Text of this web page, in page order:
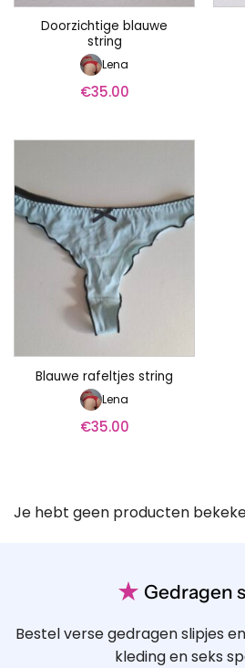
Doorzichtige blauwe
string
Lena
€35.00
Blauwe rafeltjes string
Lena
€35.00
Je hebt geen producten
★ Gedragen
Bestel verse gedragen slipjes
kleding en seks